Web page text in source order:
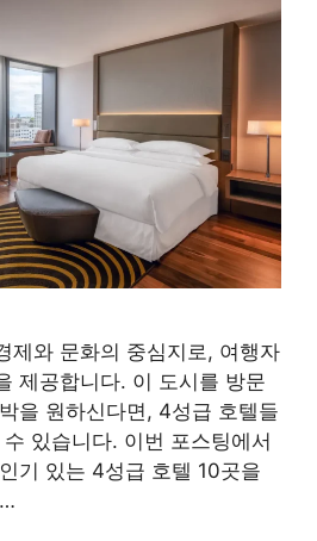
제와 문화의 중심지로, 여행자
제공합니다. 이 도시를 방문
을 원하신다면, 4성급 호텔들
있습니다. 이번 포스팅에서
기 있는 4성급 호텔 10곳을